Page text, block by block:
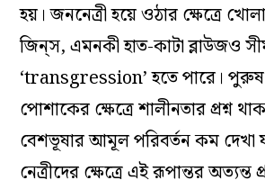
হয়। জননেত্রী হয়ে ওঠার ক্ষেত্রে
জিন্‌স, এমনকী হাত-কাটা ব্লাউজও
‘transgression’ হতে পারে। পুরুষ
পোশাকের ক্ষেত্রে শালীনতার প্রশ্ন
বেশভূষার আমূল পরিবর্তন কম দেখা
নেত্রীদের ক্ষেত্রে এই রূপান্তর